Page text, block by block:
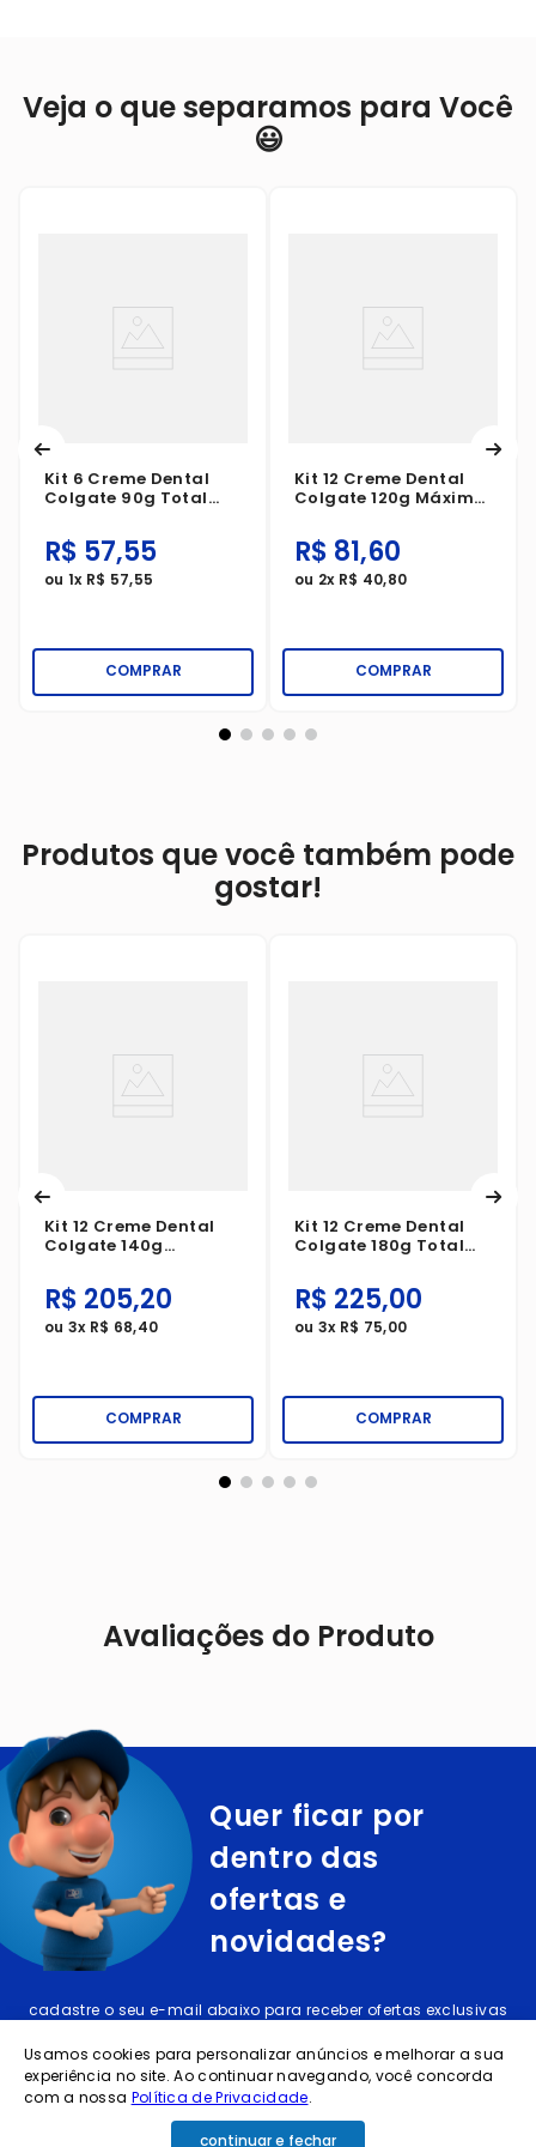
Veja o que separamos para Você
😃
Kit 6 Creme Dental
Colgate 90g Total
Original Mint Leve 6
Pague 5
R$ 57,55
ou 1x R$ 57,55
COMPRAR
Kit 12 Creme Dental
Colgate 120g Máxima
Menta Refrescante
R$ 81,60
ou 2x R$ 40,80
COMPRAR
Produtos que você também pode
gostar!
Kit 12 Creme Dental
Colgate 140g
Brilliant Mint
R$ 205,20
ou 3x R$ 68,40
COMPRAR
Kit 12 Creme Dental
Colgate 180g Total
Original Mint
R$ 225,00
ou 3x R$ 75,00
COMPRAR
Avaliações do Produto
Quer ficar por
dentro das
ofertas e
novidades?
cadastre o seu e-mail abaixo para receber ofertas exclusivas
Usamos cookies para personalizar anúncios e melhorar a sua
experiência no site. Ao continuar navegando, você concorda
com a nossa Política de Privacidade.
continuar e fechar